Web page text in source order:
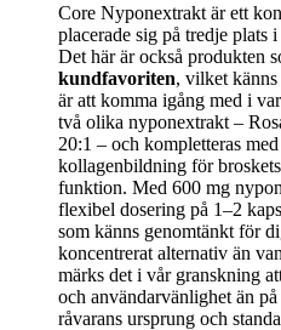
Core Nyponextrakt är ett
placerade sig på tredje plats
Det här är också produkten
kundfavoriten, vilket
är att komma igång med i
två olika nyponextrakt –
20:1 – och kompletteras
kollagenbildning för
funktion. Med 600 mg
flexibel dosering på 1–2
som känns genomtänkt för
koncentrerat alternativ än
märks det i vår granskning
och användarvänlighet än
råvarans ursprung och